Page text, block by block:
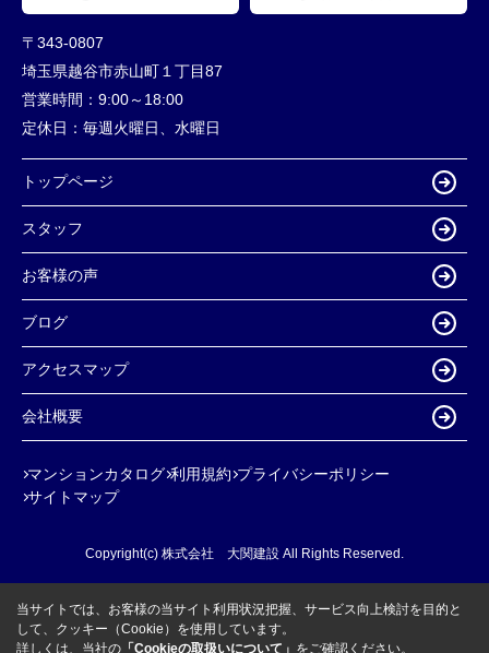
〒343-0807
埼玉県越谷市赤山町１丁目87
営業時間： 9:00～18:00
定休日： 毎週火曜日、水曜日
トップページ
スタッフ
お客様の声
ブログ
アクセスマップ
会社概要
マンションカタログ 利用規約 プライバシーポリシー
サイトマップ
Copyright(c) 株式会社 大関建設 All Rights Reserved.
当サイトでは、お客様の当サイト利用状況把握、サービス向上検討を目的と
して、クッキー（Cookie）を使用しています。
詳しくは、当社の 「Cookieの取扱いについて」 をご確認ください。